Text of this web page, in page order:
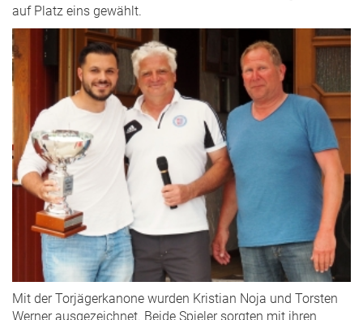
auf Platz eins gewählt.
Mit der Torjägerkanone wurden Kristian Noja und Torsten
Werner ausgezeichnet. Beide Spieler sorgten mit ihren